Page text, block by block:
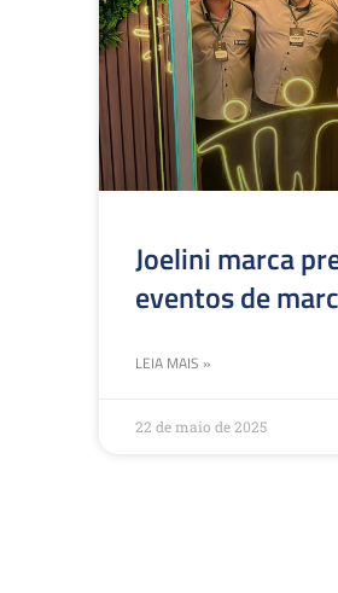
Joelini marca
eventos de
LEIA MAIS »
22 de maio de 2025